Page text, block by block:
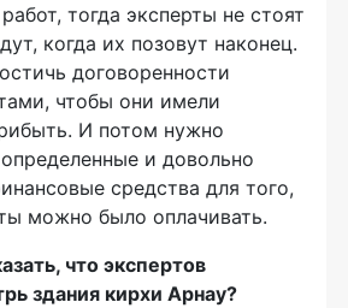
тогда эксперты не стоят
когда их позовут наконец.
договоренности
чтобы они имели
И потом нужно
и довольно
средства для того,
можно было оплачивать.
что экспертов
здания кирхи Арнау?